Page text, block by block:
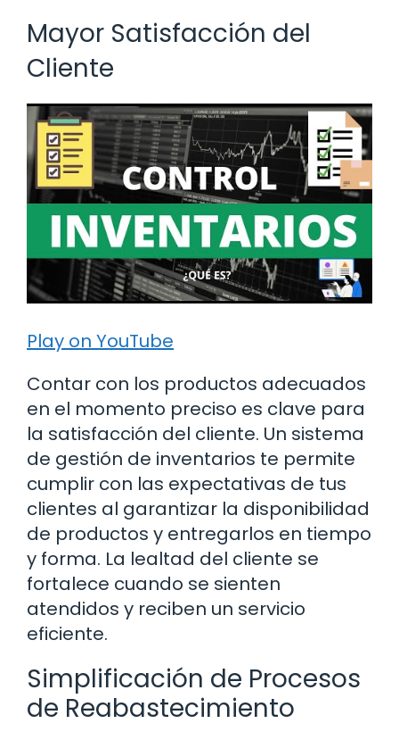
Mayor Satisfacción del
Cliente
Play on YouTube
Contar con los productos adecuados
en el momento preciso es clave para
la satisfacción del cliente. Un sistema
de gestión de inventarios te permite
cumplir con las expectativas de tus
clientes al garantizar la disponibilidad
de productos y entregarlos en tiempo
y forma. La lealtad del cliente se
fortalece cuando se sienten
atendidos y reciben un servicio
eficiente.
Simplificación de Procesos
de Reabastecimiento